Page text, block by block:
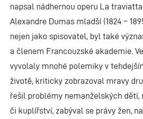
napsal nádhernou operu La traviatta.
Alexandre Dumas mladší (1824 –
nejen jako spisovatel, byl také
a členem Francouzské akademie.
vyvolaly mnohé polemiky v
životě, kriticky zobrazoval mravy
řešil problémy nemanželských dětí,
či kuplířství, zabýval se právy žen,